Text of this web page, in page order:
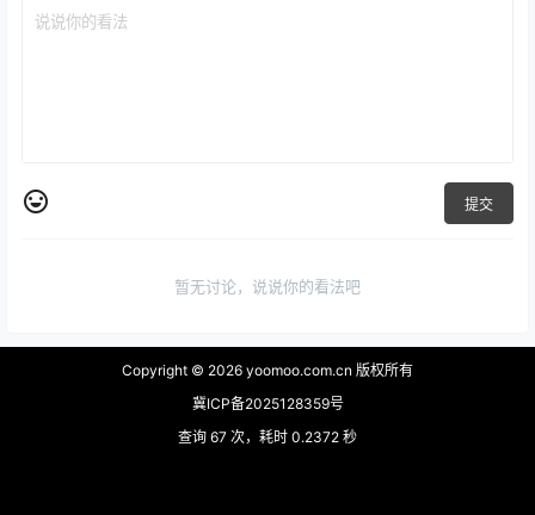
提交
暂无讨论，说说你的看法吧
Copyright © 2026 yoomoo.com.cn 版权所有
冀ICP备2025128359号
查询 67 次，耗时 0.2372 秒